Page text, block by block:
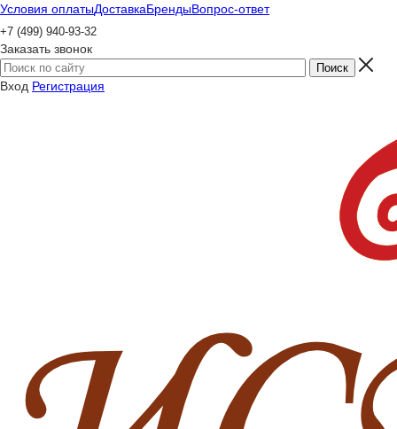
Условия оплатыДоставкаБрендыВопрос-ответ
+7 (499) 940-93-32
Заказать звонок
Вход Регистрация